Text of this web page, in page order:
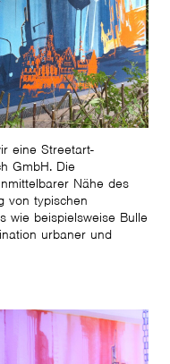
eine Streetart-
GmbH. Die
Nähe des
von typischen
wie beispielsweise Bulle
urbaner und